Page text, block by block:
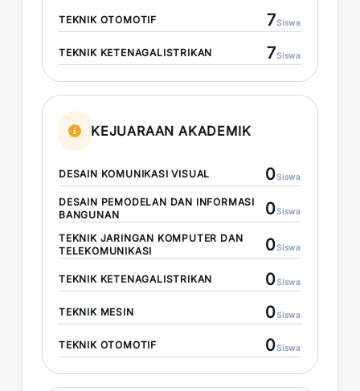
TEKNIK OTOMOTIF 7Siswa
TEKNIK KETENAGALISTRIKAN 7Siswa
KEJUARAAN AKADEMIK
DESAIN KOMUNIKASI VISUAL 0Siswa
DESAIN PEMODELAN DAN INFORMASI
BANGUNAN
0Siswa
TEKNIK JARINGAN KOMPUTER DAN
TELEKOMUNIKASI
0Siswa
TEKNIK KETENAGALISTRIKAN 0Siswa
TEKNIK MESIN 0Siswa
TEKNIK OTOMOTIF 0Siswa